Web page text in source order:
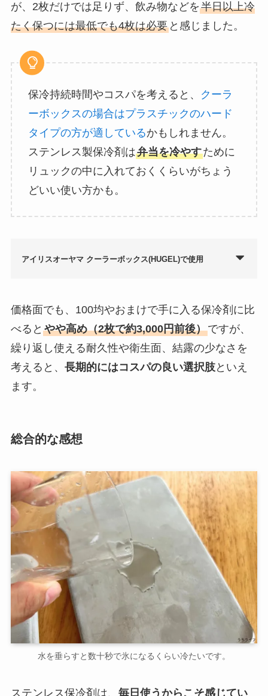
が、2枚だけでは足りず、飲み物などを半日以上冷
たく保つには最低でも4枚は必要と感じました。
保冷持続時間やコスパを考えると、
クーラ
ーボックスの場合はプラスチックのハード
タイプの方が適しているかもしれません。
ステンレス製保冷剤は弁当を冷やすために
リュックの中に入れておくくらいがちょう
どいい使い方かも。
アイリスオーヤマ クーラーボックス(HUGEL)で使用
価格面でも、100均やおまけで手に入る保冷剤に比
べると やや高め（2枚で約3,000円前後）ですが、
繰り返し使える耐久性や衛生面、結露の少なさを
考えると、 長期的にはコスパの良い選択肢といえ
ます。
総合的な感想
水を垂らすと数十秒で氷になるくらい冷たいです。
ステンレス保冷剤は、 毎日使うからこそ感じてい